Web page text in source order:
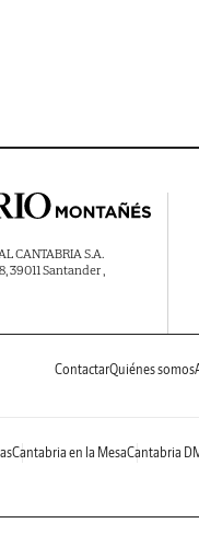
CANTABRIA S.A.
39011 Santander ,
ContactarQuiénes somos
Cantabria en la MesaCantabria